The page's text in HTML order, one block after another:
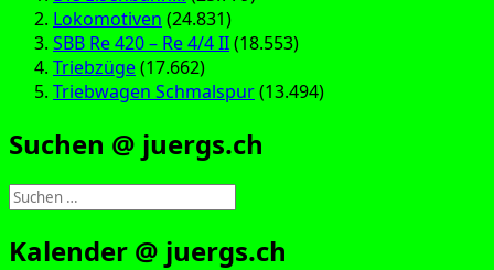
Lokomotiven (24.831)
SBB Re 420 – Re 4/4 II(18.553)
Triebzüge(17.662)
Triebwagen Schmalspur(13.494)
Suchen @ juergs.ch
Suchen
nach:
Kalender @ juergs.ch